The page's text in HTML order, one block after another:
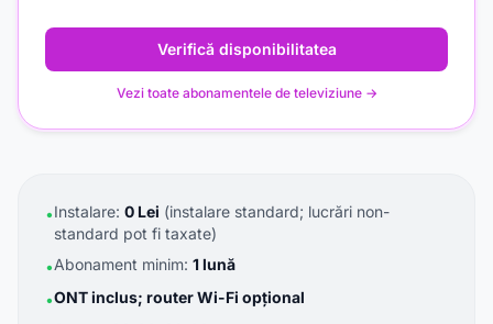
Verifică disponibilitatea
Vezi toate abonamentele de televiziune →
•Instalare: 0 Lei (instalare standard; lucrări non-
standard pot fi taxate)
•Abonament minim: 1 lună
•ONT inclus; router Wi-Fi opțional